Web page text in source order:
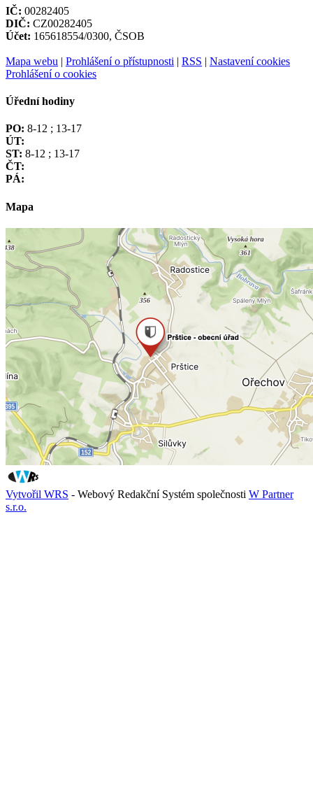
IČ: 00282405
DIČ: CZ00282405
Účet: 165618554/0300, ČSOB
Mapa webu | Prohlášení o přístupnosti | RSS | Nastavení cookies
Prohlášení o cookies
Úřední hodiny
PO: 8-12 ; 13-17
ÚT:
ST: 8-12 ; 13-17
ČT:
PÁ:
Mapa
Vytvořil WRS - Webový Redakční Systém společnosti W Partner
s.r.o.